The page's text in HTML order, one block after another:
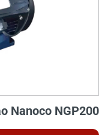
Nanoco NGP200